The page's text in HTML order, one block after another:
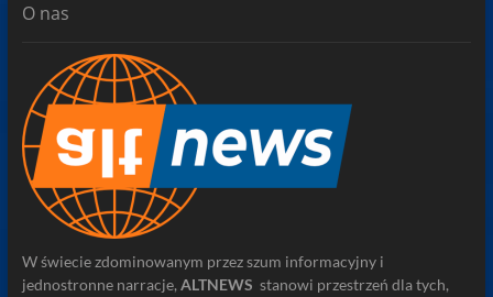
O nas
W świecie zdominowanym przez szum informacyjny i
jednostronne narracje, ALTNEWS stanowi przestrzeń dla tych,